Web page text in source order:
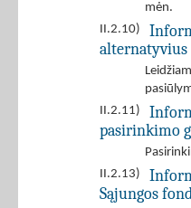
mėn.
II.2.10)
II.2.11)
pasirinkimo
II.2.13)
Sąjungos